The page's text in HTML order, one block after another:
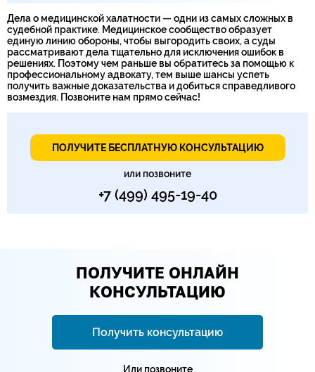
Дела о медицинской халатности — одни из самых сложных в
судебной практике. Медицинское сообщество образует
единую линию обороны, чтобы выгородить своих, а суды
рассматривают дела тщательно для исключения ошибок в
решениях. Поэтому чем раньше вы обратитесь за помощью к
профессиональному адвокату, тем выше шансы успеть
получить важные доказательства и добиться справедливого
возмездия. Позвоните нам прямо сейчас!
ПОЛУЧИТЕ БЕСПЛАТНУЮ КОНСУЛЬТАЦИЮ
или позвоните
+7 (499) 495-19-40
ПОЛУЧИТЕ ОНЛАЙН
КОНСУЛЬТАЦИЮ
Получить консультацию
Или позвоните